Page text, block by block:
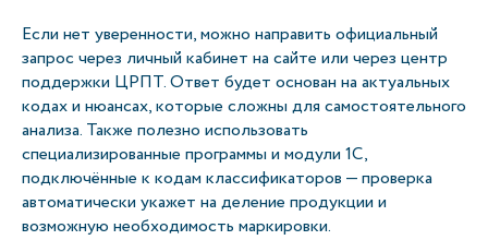
Если нет уверенности, можно направить официальный
запрос через личный кабинет на сайте или через центр
поддержки ЦРПТ. Ответ будет основан на актуальных
кодах и нюансах, которые сложны для самостоятельного
анализа. Также полезно использовать
специализированные программы и модули 1С,
подключённые к кодам классификаторов — проверка
автоматически укажет на деление продукции и
возможную необходимость маркировки.